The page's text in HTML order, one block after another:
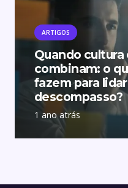
ARTIGOS
Quando
combinam: o
fazem para
descompasso?
1 ano atrás